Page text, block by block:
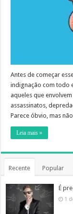
Antes de começar
indignação com todo
aqueles que
assassinatos,
Parece óbvio, mas
Leia mais »
Recente Popular
É
1